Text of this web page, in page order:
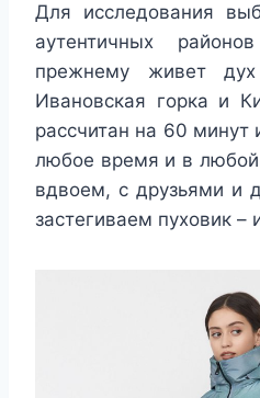
Для исследования
аутентичных
прежнему живет
Ивановская горка и
рассчитан на 60 минут
любое время и в
вдвоем, с друзьями и
застегиваем пуховик –